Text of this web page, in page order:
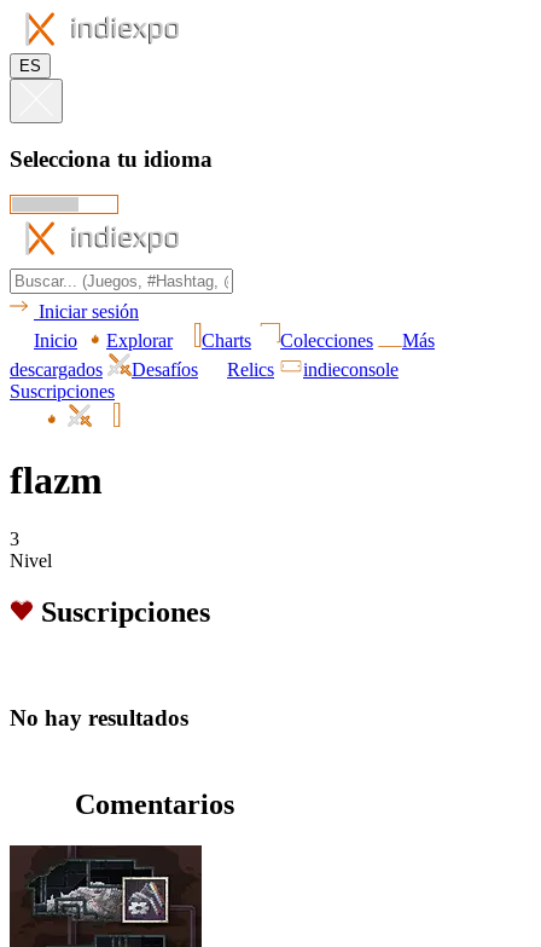
ES
Selecciona tu idioma
Iniciar sesión
Inicio
Explorar Charts Colecciones
Más
descargados
Desafíos Relics
indieconsole
Suscripciones
flazm
3
Nivel
Suscripciones
No hay resultados
Comentarios